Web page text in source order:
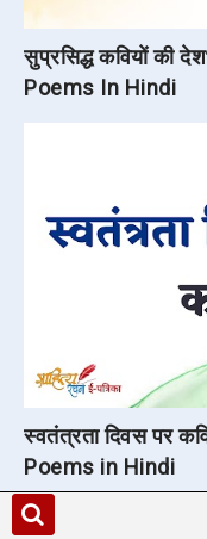
सुप्रसिद्ध कवियों की
Poems In Hindi
स्वतंत्रता दिवस पर
Poems in Hindi